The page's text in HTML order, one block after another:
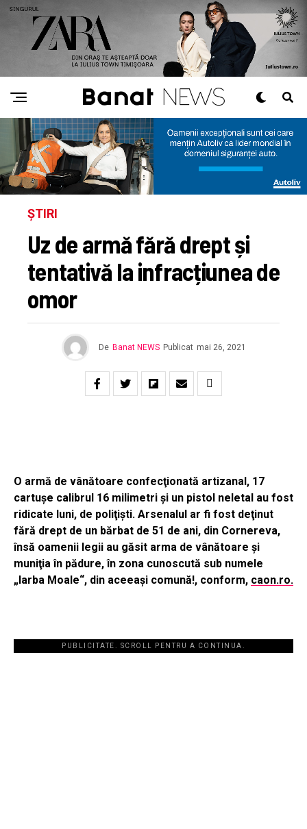
ȘTIRI
Uz de armă fără drept și
tentativă la infracțiunea de
omor
De Banat NEWS Publicat mai 26, 2021
O armă de vânătoare confecţionată artizanal, 17
cartuşe calibrul 16 milimetri şi un pistol neletal au fost
ridicate luni, de poliţişti. Arsenalul ar fi fost deţinut
fără drept de un bărbat de 51 de ani, din Cornereva,
însă oamenii legii au găsit arma de vânătoare şi
muniţia în pădure, în zona cunoscută sub numele
„Iarba Moale“, din aceeaşi comună!, conform, caon.ro.
PUBLICITATE. SCROLL PENTRU A CONTINUA.